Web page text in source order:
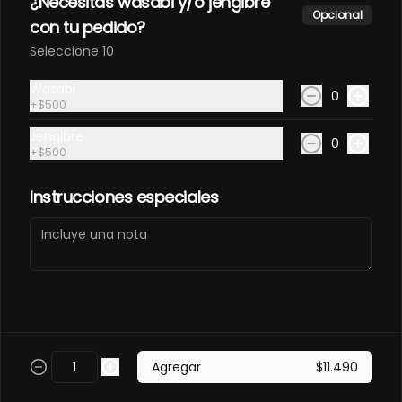
Takoyaki (7 unidades)
Champiñon (7 unidades)
unidades)
Bolitas fritas en panko rellenas con
con tu pedido?
Opcional
Seleccione 10
+$500 0
+$500 0
Instrucciones especiales
Agregar $11.490